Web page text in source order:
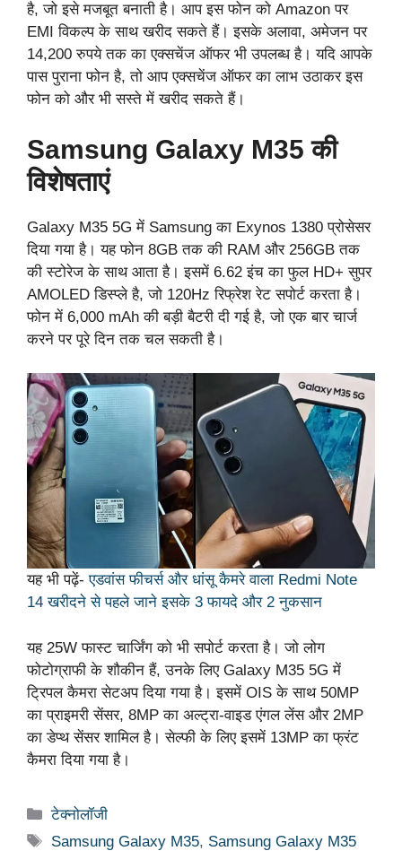
है, जो इसे मजबूत बनाती है। आप इस फोन को Amazon पर
EMI विकल्प के साथ खरीद सकते हैं। इसके अलावा, अमेजन पर
14,200 रुपये तक का एक्सचेंज ऑफर भी उपलब्ध है। यदि आपके
पास पुराना फोन है, तो आप एक्सचेंज ऑफर का लाभ उठाकर इस
फोन को और भी सस्ते में खरीद सकते हैं।
Samsung Galaxy M35 की
विशेषताएं
Galaxy M35 5G में Samsung का Exynos 1380 प्रोसेसर
दिया गया है। यह फोन 8GB तक की RAM और 256GB तक
की स्टोरेज के साथ आता है। इसमें 6.62 इंच का फुल HD+ सुपर
AMOLED डिस्प्ले है, जो 120Hz रिफ्रेश रेट सपोर्ट करता है।
फोन में 6,000 mAh की बड़ी बैटरी दी गई है, जो एक बार चार्ज
करने पर पूरे दिन तक चल सकती है।
यह भी पढ़ें-एडवांस फीचर्स और धांसू कैमरे वाला Redmi Note
14 खरीदने से पहले जाने इसके 3 फायदे और 2 नुकसान
यह 25W फास्ट चार्जिंग को भी सपोर्ट करता है। जो लोग
फोटोग्राफी के शौकीन हैं, उनके लिए Galaxy M35 5G में
ट्रिपल कैमरा सेटअप दिया गया है। इसमें OIS के साथ 50MP
का प्राइमरी सेंसर, 8MP का अल्ट्रा-वाइड एंगल लेंस और 2MP
का डेप्थ सेंसर शामिल है। सेल्फी के लिए इसमें 13MP का फ्रंट
कैमरा दिया गया है।
Categories
टेक्नोलॉजी
Tags
Samsung Galaxy M35, Samsung Galaxy M35